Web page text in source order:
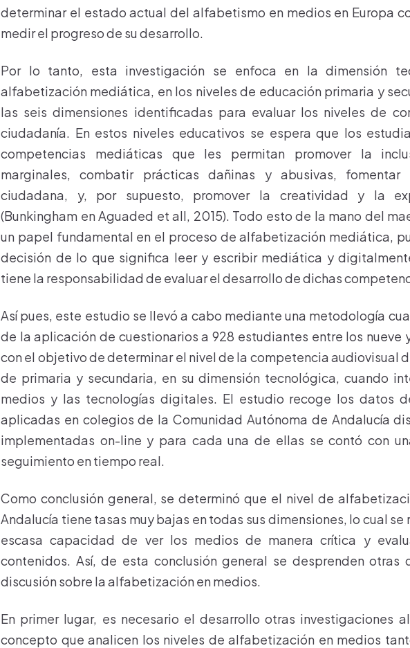
determinar el estado actual del alfabetismo en medios en Europa
medir el progreso de su desarrollo.
Por lo tanto, esta investigación se enfoca en la dimensión
alfabetización mediática, en los niveles de educación primaria y
las seis dimensiones identificadas para evaluar los niveles de
ciudadanía. En estos niveles educativos se espera que los
competencias mediáticas que les permitan promover la
marginales, combatir prácticas dañinas y abusivas,
ciudadana, y, por supuesto, promover la creatividad y la
(Bunkingham en Aguaded et all, 2015). Todo esto de la mano del
un papel fundamental en el proceso de alfabetización mediática,
decisión de lo que significa leer y escribir mediática y
tiene la responsabilidad de evaluar el desarrollo de dichas
Así pues, este estudio se llevó a cabo mediante una metodología
de la aplicación de cuestionarios a 928 estudiantes entre los nueve
con el objetivo de determinar el nivel de la competencia audiovisual
de primaria y secundaria, en su dimensión tecnológica, cuando
medios y las tecnologías digitales. El estudio recoge los datos
aplicadas en colegios de la Comunidad Autónoma de Andalucía
implementadas on-line y para cada una de ellas se contó con
seguimiento en tiempo real.
Como conclusión general, se determinó que el nivel de
Andalucía tiene tasas muy bajas en todas sus dimensiones, lo cual se
escasa capacidad de ver los medios de manera crítica y
contenidos. Así, de esta conclusión general se desprenden otras
discusión sobre la alfabetización en medios.
En primer lugar, es necesario el desarrollo otras investigaciones
concepto que analicen los niveles de alfabetización en medios